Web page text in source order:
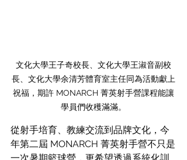
文化大學王子奇校長、文化大學王淑音副校
長、文化大學余清芳體育室主任同為活動獻上
祝福，期許 MONARCH 菁英射手營課程能讓
學員們收穫滿滿。
從射手培育、教練交流到品牌文化，今
年第二屆 MONARCH 菁英射手營不只是